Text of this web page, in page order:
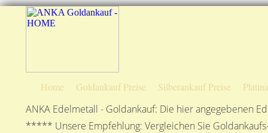
Home Goldankauf Preise Silberankauf Preise
ANKA Edelmetall - Goldankauf: Die hier angegebenen
***** Unsere Empfehlung: Vergleichen Sie